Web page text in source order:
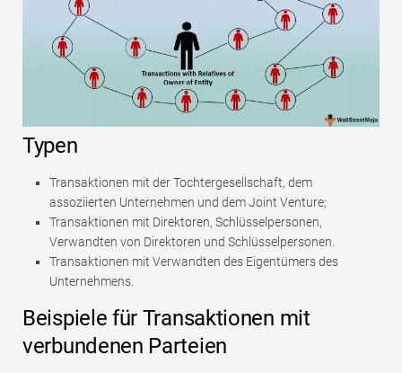
Typen
Transaktionen mit der Tochtergesellschaft, dem
assoziierten Unternehmen und dem Joint Venture;
Transaktionen mit Direktoren, Schlüsselpersonen,
Verwandten von Direktoren und Schlüsselpersonen.
Transaktionen mit Verwandten des Eigentümers des
Unternehmens.
Beispiele für Transaktionen mit
verbundenen Parteien